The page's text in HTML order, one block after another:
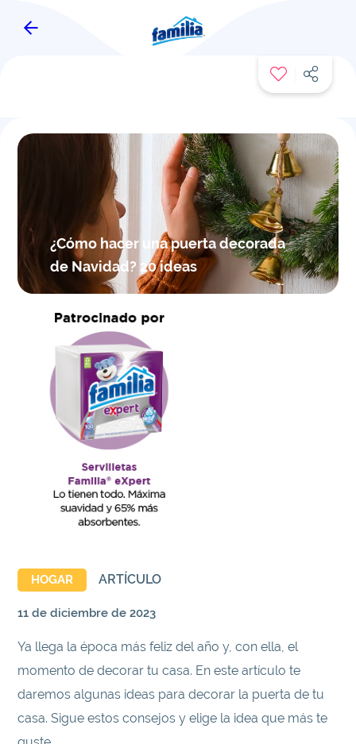
FAMITIPS
¿Cómo hacer una puerta decorada
de Navidad? 20 ideas
HOGAR ARTÍCULO
11 de diciembre de 2023
Ya llega la época más feliz del año y, con ella, el
momento de decorar tu casa. En este artículo te
daremos algunas ideas para decorar la puerta de tu
casa. Sigue estos consejos y elige la idea que más te